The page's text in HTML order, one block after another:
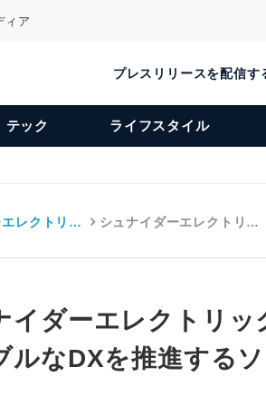
ィア
プレスリリースを配信す
テック ライフスタイル
エレクトリ… シュナイダーエレクトリ…
イダーエレクトリ
ルなDXを推進する